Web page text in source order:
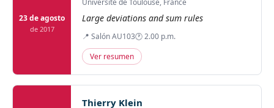
23 de agosto
de 2017
Université de Toulouse, France
Large deviations and sum rules
📍 Salón AU103🕐 2.00 p.m.
Ver resumen
Thierry Klein